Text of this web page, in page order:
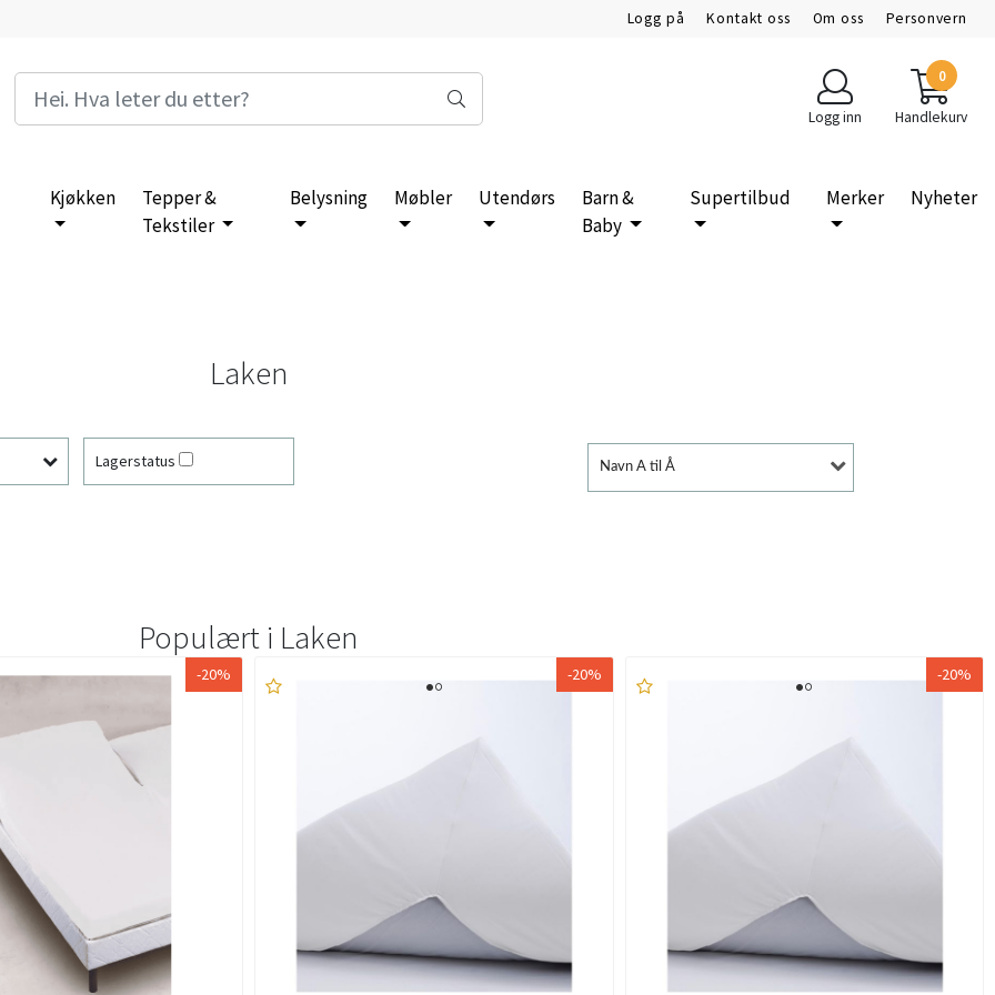
Logg på Kontakt oss Om oss Personvern
Logg inn
0
Handlekurv
Kjøkken
Tepper &
Tekstiler
Belysning Møbler Utendørs
Barn &
Baby
Supertilbud Merker Nyheter
Laken
Lagerstatus Navn A til Å
Populært i Laken
-20% -20% -20%